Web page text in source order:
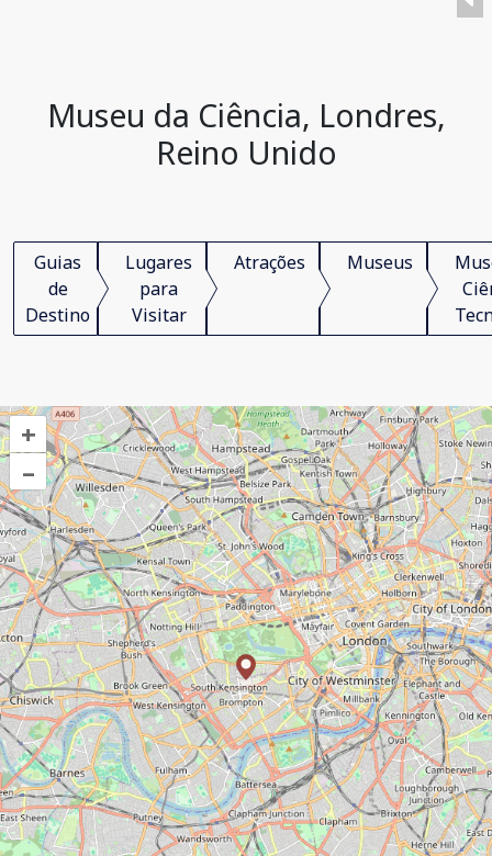
Museu da Ciência, Londres,
Reino Unido
Guias
de
Destino
Lugares
para
Visitar
Atrações Museus
+
–